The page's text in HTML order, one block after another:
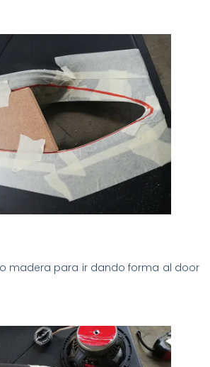
madera para ir dando forma al door